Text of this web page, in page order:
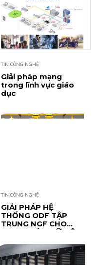
TIN CÔNG NGHỆ
Giải pháp mạng
trong lĩnh vực giáo
dục
TIN CÔNG NGHỆ
GIẢI PHÁP HỆ
THỐNG ODF TẬP
TRUNG NGF CHO
TRUNG TÂM DỮ LIỆU